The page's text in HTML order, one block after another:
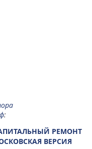
:
РЕМОНТ
ВЕРСИЯ